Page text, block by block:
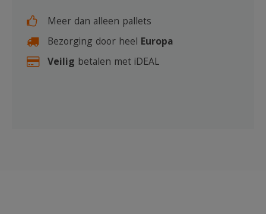
Meer dan alleen pallets
Bezorging door heel Europa
Veilig betalen met iDEAL